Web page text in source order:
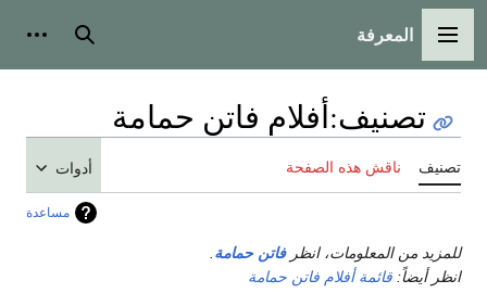
القائمة الرئيسية
المعرفة بحث
تصنيف:أفلام فاتن حمامة
تصنيف ناقش هذه الصفحة أدوات
مساعدة
للمزيد من المعلومات، انظرفاتن حمامة
انظر أيضاً: قائمة أفلام فاتن حمامة